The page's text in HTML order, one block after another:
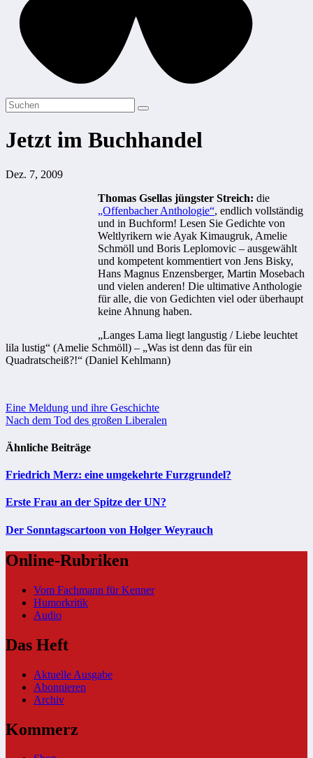
Jetzt im Buchhandel
Dez. 7, 2009
Thomas Gsellas jüngster Streich: die
„Offenbacher Anthologie“, endlich vollständig
und in Buchform! Lesen Sie Gedichte von
Weltlyrikern wie Ayak Kimaugruk, Amelie
Schmöll und Boris Leplomovic – ausgewählt
und kompetent kommentiert von Jens Bisky,
Hans Magnus Enzensberger, Martin Mosebach
und vielen anderen! Die ultimative Anthologie
für alle, die von Gedichten viel oder überhaupt
keine Ahnung haben.
„Langes Lama liegt langustig / Liebe leuchtet
lila lustig“ (Amelie Schmöll) – „Was ist denn das für ein
Quadratscheiß?!“ (Daniel Kehlmann)
Beitragsnavigation
Eine Meldung und ihre Geschichte
Nach dem Tod des großen Liberalen
Ähnliche Beiträge
Friedrich Merz: eine umgekehrte Furzgrundel?
Erste Frau an der Spitze der UN?
Der Sonntagscartoon von Holger Weyrauch
Online-Rubriken
Vom Fachmann für Kenner
Humorkritik
Audio
Das Heft
Aktuelle Ausgabe
Abonnieren
Archiv
Kommerz